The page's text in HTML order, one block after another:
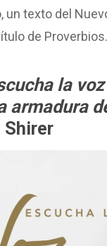
un texto del
de Proverbios.
la
armadura